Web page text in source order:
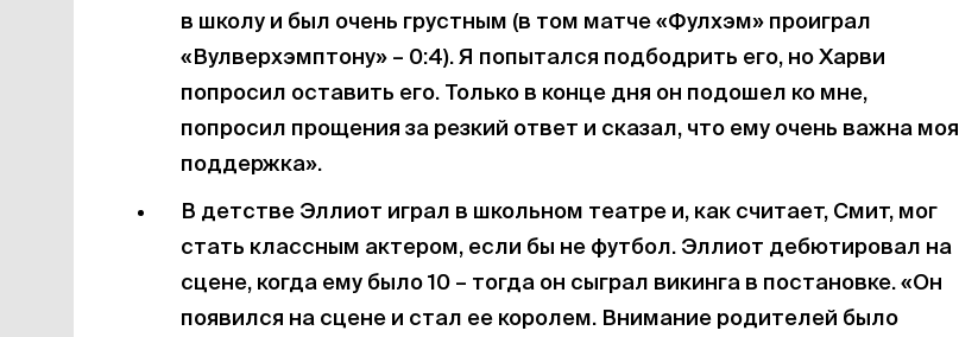
в школу и был очень грустным (в том матче «Фулхэм» проиграл
«Вулверхэмптону» – 0:4). Я попытался подбодрить его, но Харви
попросил оставить его. Только в конце дня он подошел ко мне,
попросил прощения за резкий ответ и сказал, что ему очень важна моя
поддержка».
В детстве Эллиот играл в школьном театре и, как считает, Смит, мог
стать классным актером, если бы не футбол. Эллиот дебютировал на
сцене, когда ему было 10 – тогда он сыграл викинга в постановке. «Он
появился на сцене и стал ее королем. Внимание родителей было